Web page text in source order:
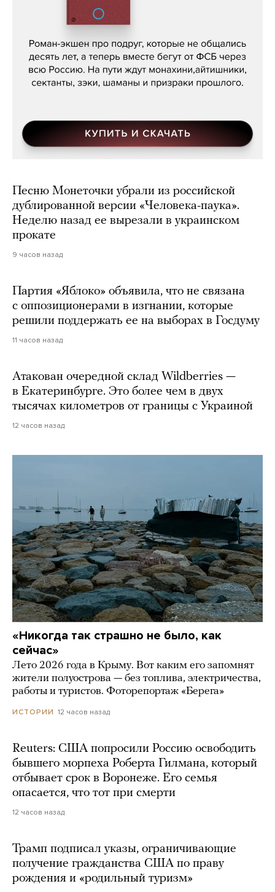
Кира Ярмыш, «Тут недалеко»
Песню Монеточки убрали из российской
дублированной версии «Человека-паука».
Неделю назад ее вырезали в украинском
прокате
9 часов назад
Партия «Яблоко» объявила, что не связана
с оппозиционерами в изгнании, которые
решили поддержать ее на выборах в Госдуму
11 часов назад
Атакован очередной склад Wildberries —
в Екатеринбурге. Это более чем в двух
тысячах километров от границы с Украиной
12 часов назад
«Никогда так страшно не было, как
сейчас»
Лето 2026 года в Крыму. Вот каким его запомнят
жители полуострова — без топлива, электричества,
работы и туристов. Фоторепортаж «Берега»
ИСТОРИИ 12 часов назад
Reuters: США попросили Россию освободить
бывшего морпеха Роберта Гилмана, который
отбывает срок в Воронеже. Его семья
опасается, что тот при смерти
12 часов назад
Трамп подписал указы, ограничивающие
получение гражданства США по праву
рождения и «родильный туризм»